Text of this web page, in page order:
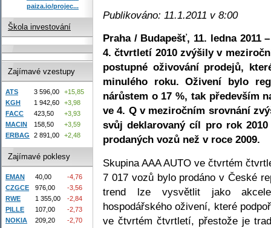
Publikováno: 11.1.2011 v 8:00
Praha / Budapešť, 11. ledna 2011
4. čtvrtletí 2010 zvýšily v
postupné oživování prodejů,
minulého roku. Oživení bylo
nárůstem o 17 %, tak především
ve 4. Q v meziročním srovnání
svůj deklarovaný cíl pro rok
prodaných vozů než v roce 2009.
Skupina AAA AUTO ve čtvrtém
7 017 vozů bylo prodáno v České
trend lze vysvětlit jako
hospodářského oživení, které
ve čtvrtém čtvrtletí, přestože je
paiza.io/projec...
Škola investování
Zajímavé vzestupy
ATS 3 596,00
+15,85
KGH
1 942,60
+3,98
FACC
423,50
+3,93
MACIN
158,50
+3,59
ERBAG
2 891,00 +2,48
Zajímavé poklesy
EMAN 40,00
-4,76
CZGCE
976,00
-3,56
RWE
1 355,00
-2,84
PILLE
107,00
-2,73
NOKIA
209,20 -2,70